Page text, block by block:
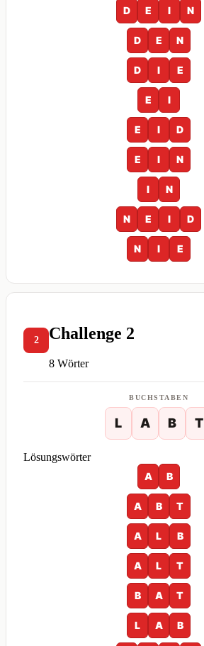
D
E I N
D E N
D I E
E I
E I D
E I N
I N
N E I D
N I E
2 Challenge 2
8 Wörter
BUCHSTABEN
L A B T
Lösungswörter
A
B
A B T
A L B
A L T
B A T
L A B